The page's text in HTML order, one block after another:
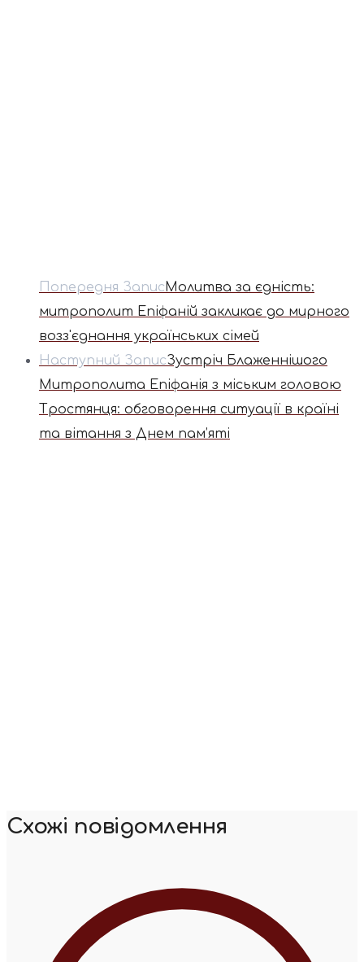
Попередня ЗаписМолитва за єдність:
митрополит Епіфаній закликає до мирного
возз'єднання українських сімей
Наступний ЗаписЗустріч Блаженнішого
Митрополита Епіфанія з міським головою
Тростянця: обговорення ситуації в країні
та вітання з Днем пам’яті
Схожі повідомлення